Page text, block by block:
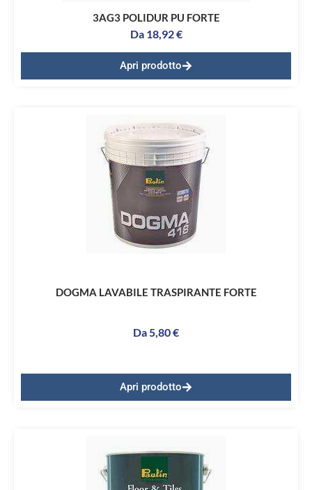
3AG3 POLIDUR PU FORTE
Da 18,92€
Apri prodotto
DOGMA LAVABILE TRASPIRANTE FORTE
Da 5,80€
Apri prodotto